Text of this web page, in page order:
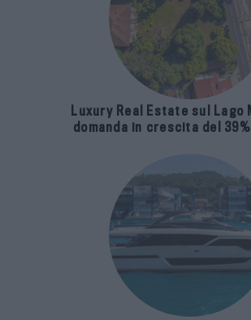
Luxury Real Estate sul Lago
domanda in crescita del